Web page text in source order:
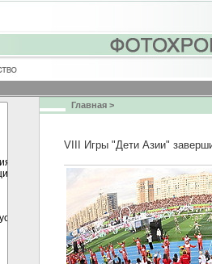
Главная >
VIII Игры "Дети Азии"